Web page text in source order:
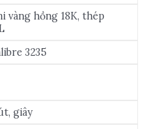
vàng hồng 18K, thép
3235
giây